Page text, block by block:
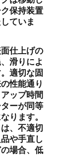
保持装置
ていま
仕上げの
滑りによ
適切な固
性能通り
ップ時間
ーが同等
ります。
、不適切
や手直し
場合、低